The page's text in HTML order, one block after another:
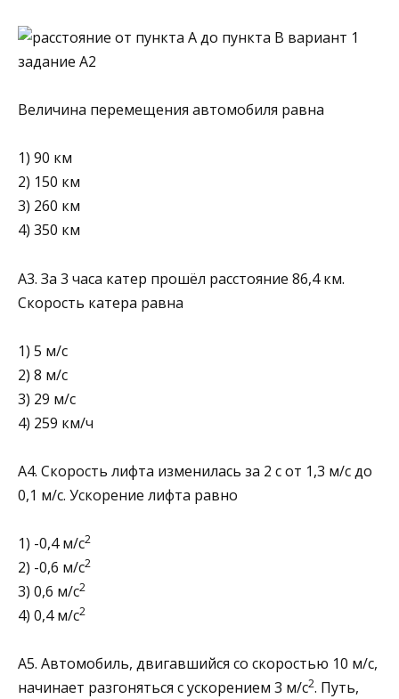
Величина перемещения автомобиля равна
1) 90 км
2) 150 км
3) 260 км
4) 350 км
А3. За 3 часа катер прошёл расстояние 86,4 км.
Скорость катера равна
1) 5 м/с
2) 8 м/с
3) 29 м/с
4) 259 км/ч
А4. Скорость лифта изменилась за 2 с от 1,3 м/с до
0,1 м/с. Ускорение лифта равно
1) -0,4 м/с2
2) -0,6 м/с2
3) 0,6 м/с2
4) 0,4 м/с2
А5. Автомобиль, двигавшийся со скоростью 10 м/с,
начи­нает разгоняться с ускорением 3 м/с2. Путь,